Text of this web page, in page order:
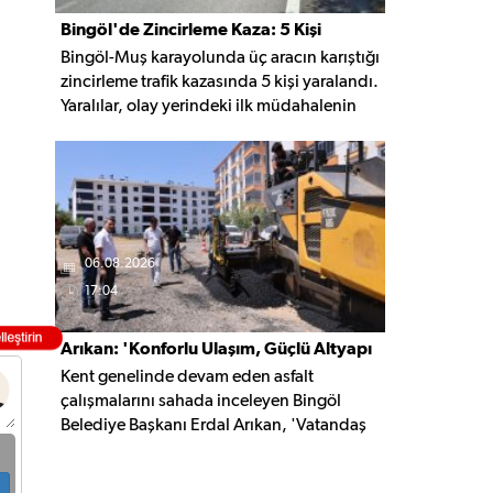
Bingöl'de Zincirleme Kaza: 5 Kişi
Yaralandı
Bingöl-Muş karayolunda üç aracın karıştığı
zincirleme trafik kazasında 5 kişi yaralandı.
Yaralılar, olay yerindeki ilk müdahalenin
06.08.2026
17:04
Arıkan: 'Konforlu Ulaşım, Güçlü Altyapı
İçin Çalışıyoruz'
Kent genelinde devam eden asfalt
çalışmalarını sahada inceleyen Bingöl
Belediye Başkanı Erdal Arıkan, 'Vatandaş